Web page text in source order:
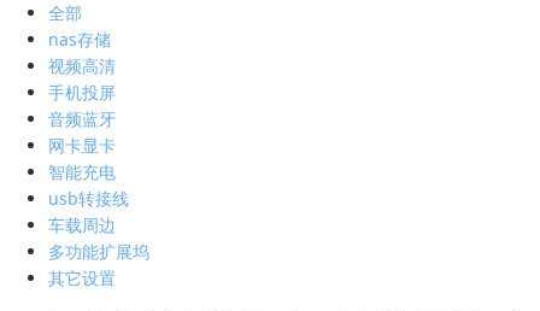
全部
nas存储
视频高清
手机投屏
音频蓝牙
网卡显卡
智能充电
usb转接线
车载周边
多功能扩展坞
其它设置